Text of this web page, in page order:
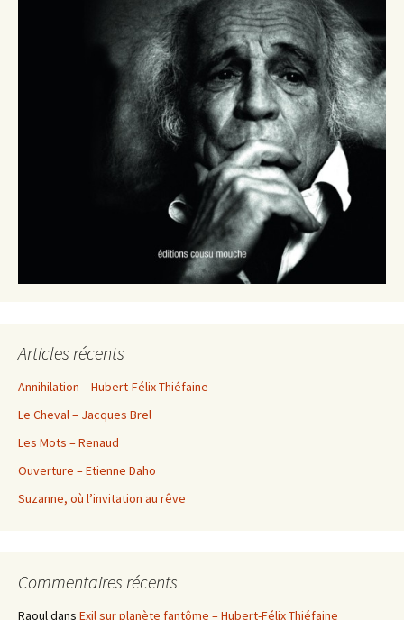
Articles récents
Annihilation – Hubert-Félix Thiéfaine
Le Cheval – Jacques Brel
Les Mots – Renaud
Ouverture – Etienne Daho
Suzanne, où l’invitation au rêve
Commentaires récents
Raouldans Exil sur planète fantôme – Hubert-Félix Thiéfaine